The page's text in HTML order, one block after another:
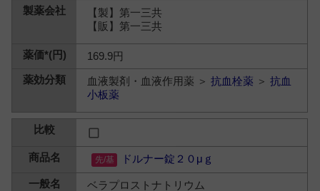
【製】第一三共
【販】第一三共
169.9円
血液製剤・血液作用薬 ＞抗血栓薬 ＞抗血
小板薬
ドルナー錠２０μｇ
ベラプロストナトリウム